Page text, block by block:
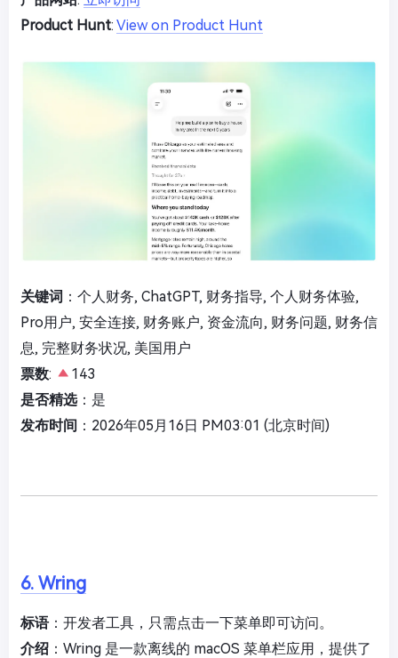
Product Hunt: View on Product Hunt
关键词 ：个人财务, ChatGPT, 财务指导, 个人财务体验,
Pro用户, 安全连接, 财务账户, 资金流向, 财务问题, 财务信
息, 完整财务状况, 美国用户
票数:
143
是否精选：是
发布时间 ：2026年05月16日 PM03:01 (北京时间)
6. Wring
标语：开发者工具，只需点击一下菜单即可访问。
介绍 ：Wring 是一款离线的 macOS 菜单栏应用，提供了